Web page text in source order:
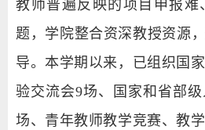
教师普遍反映的项目申报难
题，学院整合资深教授资源
导。本学期以来，已组织国
验交流会9场、国家和省部
场、青年教师教学竞赛、教